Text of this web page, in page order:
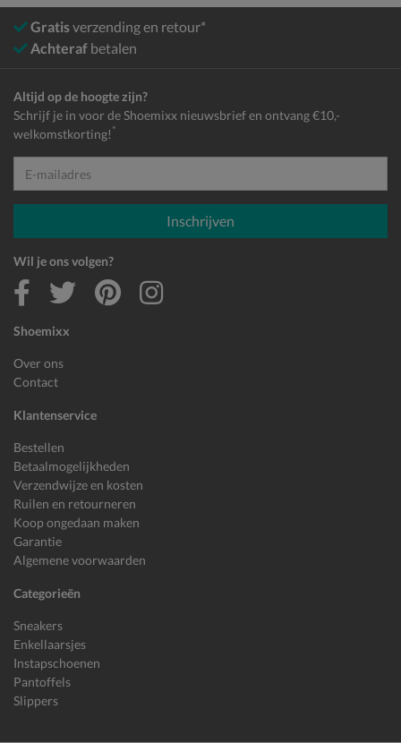
Gratisverzending en retour*
Achteraf betalen
Shoemixx
Over ons
Contact
Klantenservice
Bestellen
Betaalmogelijkheden
Verzendwijze en kosten
Ruilen en retourneren
Koop ongedaan maken
Garantie
Algemene voorwaarden
Categorieën
Sneakers
Enkellaarsjes
Instapschoenen
Pantoffels
Slippers
Altijd op de hoogte zijn?
Schrijf je in voor de Shoemixx nieuwsbrief en ontvang €10,-
welkomstkorting! *
E-mailadres
Inschrijven
Wil je ons volgen?